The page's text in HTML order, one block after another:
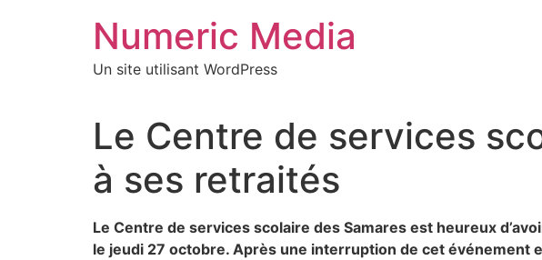
Numeric Media
Un site utilisant WordPress
Le Centre de services
à ses retraités
Le Centre de services scolaire des Samares est heureux
le jeudi 27 octobre. Après une interruption de cet événement